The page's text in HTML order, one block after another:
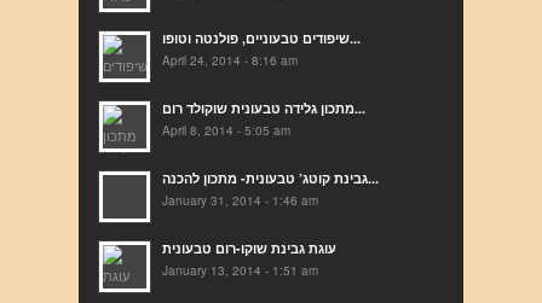
שיפודים טבעוניים, פולנטה וטופו...
April 24, 2014 - 8:16 am
מתכון גלידה טבעונית שוקולד רום...
April 8, 2014 - 5:05 am
גבינת קוטג’ טבעונית- מתכון להכנה...
January 31, 2014 - 1:46 am
עוגת גבינת שוקו-רום טבעונית
January 13, 2014 - 1:51 am